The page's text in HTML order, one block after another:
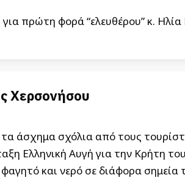
πρώτη φορά “ελευθέρου” κ. Ηλία
Χερσονήσου
άσχημα σχόλια από τους
Ελληνική Αυγή για την Κρήτη
και νερό σε διάφορα σημεία